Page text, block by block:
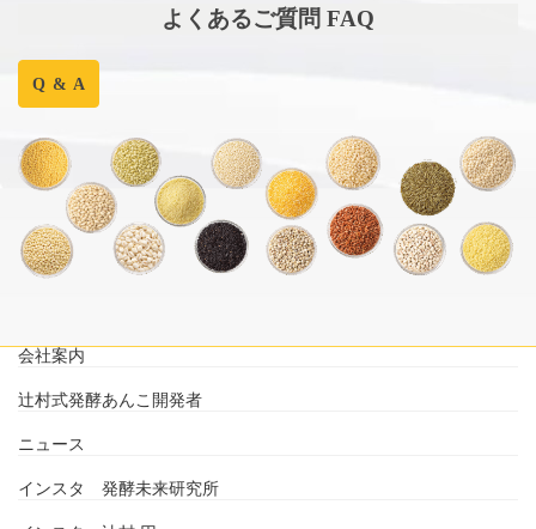
よくあるご質問 FAQ
Q & A
会社案内
辻村式発酵あんこ開発者
ニュース
インスタ 発酵未来研究所